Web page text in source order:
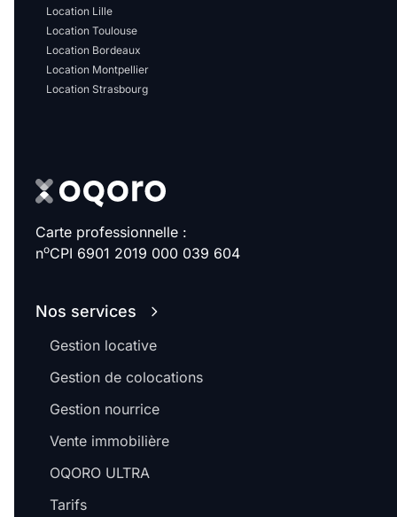
Location Lille
Location Toulouse
Location Bordeaux
Location Montpellier
Location Strasbourg
Carte professionnelle :
noCPI 6901 2019 000 039 604
Nos services
Gestion locative
Gestion de colocations
Gestion nourrice
Vente immobilière
OQORO ULTRA
Tarifs